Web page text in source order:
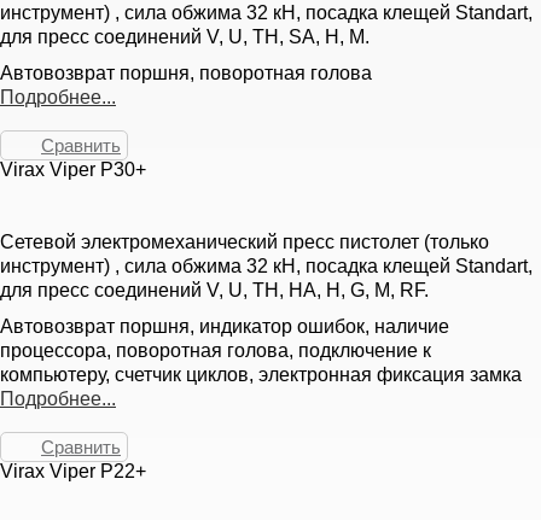
инструмент) , сила обжима 32 кН, посадка клещей Standart,
для пресс соединений V, U, TH, SA, H, M.
Автовозврат поршня, поворотная голова
Подробнее...
Сравнить
Virax Viper P30+
Сетевой электромеханический пресс пистолет (только
инструмент) , сила обжима 32 кН, посадка клещей Standart,
для пресс соединений V, U, TH, HA, H, G, M, RF.
Автовозврат поршня, индикатор ошибок, наличие
процессора, поворотная голова, подключение к
компьютеру, счетчик циклов, электронная фиксация замка
Подробнее...
Сравнить
Virax Viper P22+